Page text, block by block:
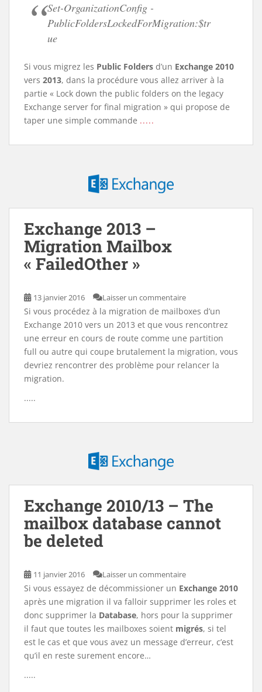
Set-OrganizationConfig -
PublicFoldersLockedForMigration:$tr
ue
Si vous migrez les Public Folders d’un Exchange 2010
vers 2013, dans la procédure vous allez arriver à la
partie « Lock down the public folders on the legacy
Exchange server for final migration » qui propose de
taper une simple commande .....
Exchange 2013 –
Migration Mailbox
« FailedOther »
13 janvier 2016 Laisser un commentaire
Si vous procédez à la migration de mailboxes d’un
Exchange 2010 vers un 2013 et que vous rencontrez
une erreur en cours de route comme une partition
full ou autre qui coupe brutalement la migration, vous
devriez rencontrer des problème pour relancer la
migration.
.....
Exchange 2010/13 – The
mailbox database cannot
be deleted
11 janvier 2016 Laisser un commentaire
Si vous essayez de décommissioner un Exchange 2010
après une migration il va falloir supprimer les roles et
donc supprimer la Database, hors pour la supprimer
il faut que toutes les mailboxes soient migrés, si tel
est le cas et que vous avez un message d’erreur, c’est
qu’il en reste surement encore…
.....